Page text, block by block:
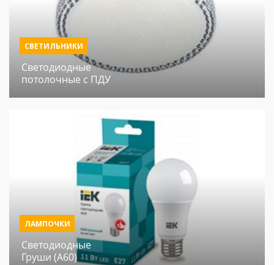
СВЕТИЛЬНИКИ
Светодиодные
потолочные с ПДУ
ЛАМПОЧКИ
Светодиодные
Груши (А60)